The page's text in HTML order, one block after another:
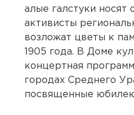
алые галстуки носят
активисты
возложат цветы к
1905 года. В Доме
концертная
городах Среднего
посвященные